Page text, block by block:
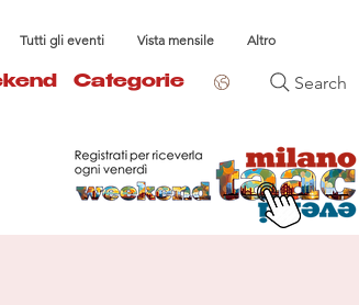
Tutti gli eventi Vista mensile Altro
Categorie Search